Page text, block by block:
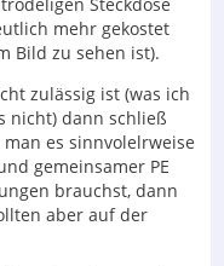
mehr gekostet
Bild zu sehen ist).
zulässig ist (was ich
nicht) dann schließ
es sinnvolelrweise
gemeinsamer PE
brauchst, dann
aber auf der